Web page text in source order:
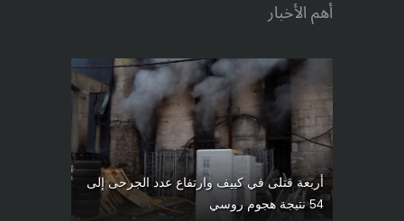
أهم الأخبار
أربعة قتلى في كييف وارتفاع عدد الجرحى إلى
54 نتيجة هجوم روسي